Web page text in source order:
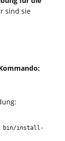
sind sie
bin/install-